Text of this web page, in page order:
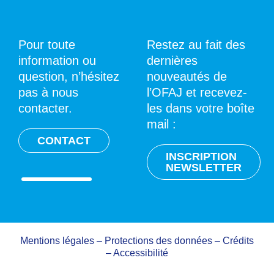
Pour toute
information ou
question, n’hésitez
pas à nous
contacter.
CONTACT
Restez au fait des
dernières
nouveautés de
l’OFAJ et recevez-
les dans votre boîte
mail :
INSCRIPTION
NEWSLETTER
Mentions légales – Protections des données – Crédits
–Accessibilité